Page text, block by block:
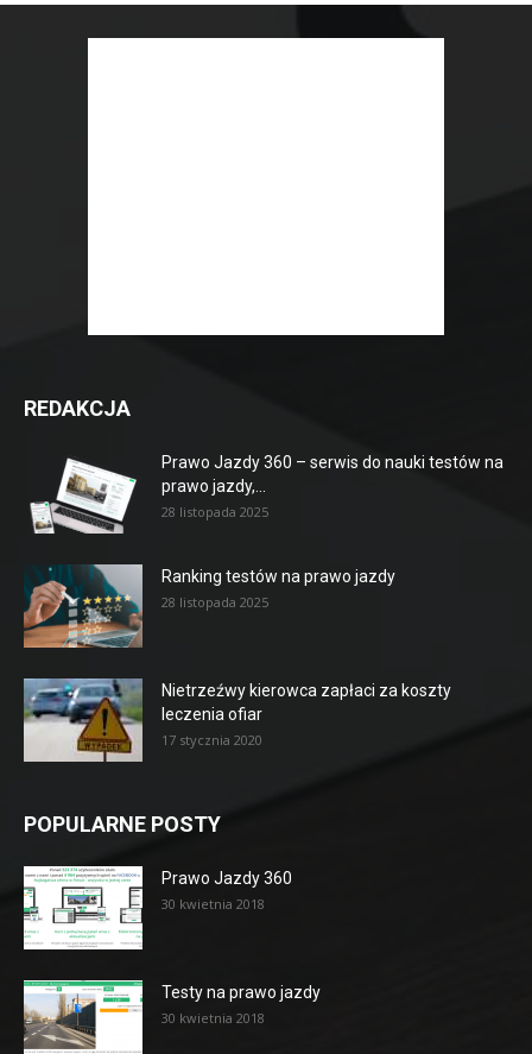
REDAKCJA
Prawo Jazdy 360 – serwis do nauki testów na
prawo jazdy,...
28 listopada 2025
Ranking testów na prawo jazdy
28 listopada 2025
Nietrzeźwy kierowca zapłaci za koszty
leczenia ofiar
17 stycznia 2020
POPULARNE POSTY
Prawo Jazdy 360
30 kwietnia 2018
Testy na prawo jazdy
30 kwietnia 2018